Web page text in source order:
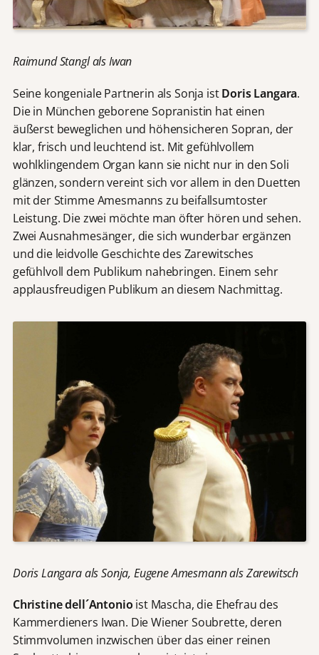
Raimund Stangl als Iwan
Seine kongeniale Partnerin als Sonja istDoris Langara.
Die in München geborene Sopranistin hat einen
äußerst beweglichen und höhensicheren Sopran, der
klar, frisch und leuchtend ist. Mit gefühlvollem
wohlklingendem Organ kann sie nicht nur in den Soli
glänzen, sondern vereint sich vor allem in den Duetten
mit der Stimme Amesmanns zu beifallsumtoster
Leistung. Die zwei möchte man öfter hören und sehen.
Zwei Ausnahmesänger, die sich wunderbar ergänzen
und die leidvolle Geschichte des Zarewitsches
gefühlvoll dem Publikum nahebringen. Einem sehr
applausfreudigen Publikum an diesem Nachmittag.
Doris Langara als Sonja, Eugene Amesmann als Zarewitsch
Christine dell´Antonio ist Mascha, die Ehefrau des
Kammerdieners Iwan. Die Wiener Soubrette, deren
Stimmvolumen inzwischen über das einer reinen